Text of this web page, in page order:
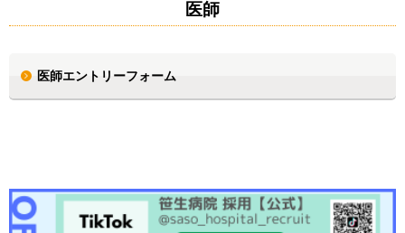
医師
医師エントリーフォーム